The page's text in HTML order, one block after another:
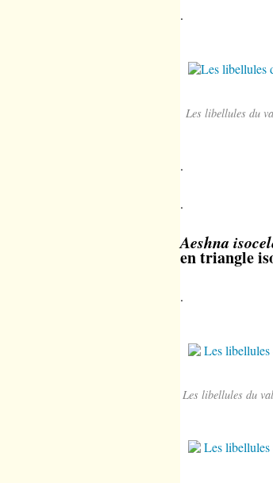
.
Les libellules du
.
.
Aeshna
en triangle
.
Les libellules du